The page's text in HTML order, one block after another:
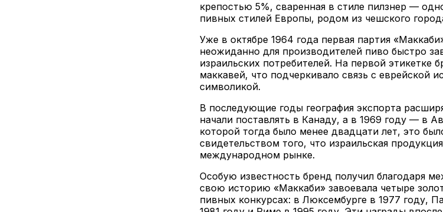
крепостью 5%, сваренная в стиле пилзнер —
пивных стилей Европы, родом из чешского
Уже в октябре 1964 года первая партия
неожиданно для производителей пиво быстро
израильских потребителей. На первой этикетке
маккавей, что подчеркивало связь с еврейской
символикой.
В последующие годы география экспорта
начали поставлять в Канаду, а в 1969 году — в
которой тогда было менее двадцати лет, это
свидетельством того, что израильская
международном рынке.
Особую известность бренд получил благодаря
свою историю «Маккаби» завоевала четыре
пивных конкурсах: в Люксембурге в 1977 году,